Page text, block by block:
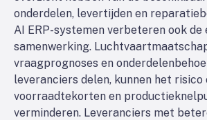
onderdelen, levertijden en
AI ERP-systemen verbeteren ook de
samenwerking.
vraagprognoses en
leveranciers delen, kunnen het risico
voorraadtekorten en
verminderen. Leveranciers met